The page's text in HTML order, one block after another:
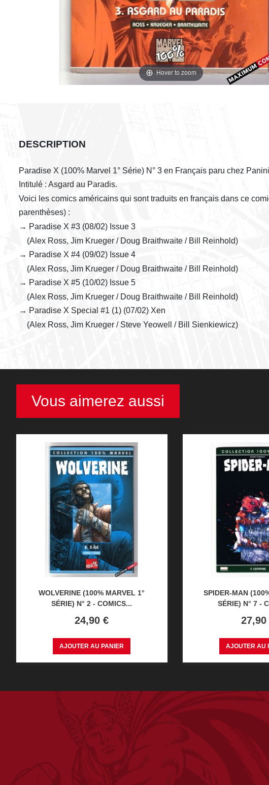
Hover to zoom
DESCRIPTION
Paradise X (100% Marvel 1° Série) N° 3 en Français paru chez
Intitulé : Asgard au Paradis.
Voici les comics américains qui sont traduits en français dans ce
parenthèses) :
→ Paradise X #3 (08/02) Issue 3
(Alex Ross, Jim Krueger / Doug Braithwaite / Bill Reinhold)
→ Paradise X #4 (09/02) Issue 4
(Alex Ross, Jim Krueger / Doug Braithwaite / Bill Reinhold)
→ Paradise X #5 (10/02) Issue 5
(Alex Ross, Jim Krueger / Doug Braithwaite / Bill Reinhold)
→ Paradise X Special #1 (1) (07/02) Xen
(Alex Ross, Jim Krueger / Steve Yeowell / Bill Sienkiewicz)
Vous aimerez aussi
WOLVERINE (100% MARVEL 1°
SÉRIE) N° 2 - COMICS...
Prix
24,90 €
AJOUTER AU PANIER
SPIDER-MAN
SÉRIE) N° 7 -
Prix
27,90
AJOUTER AU